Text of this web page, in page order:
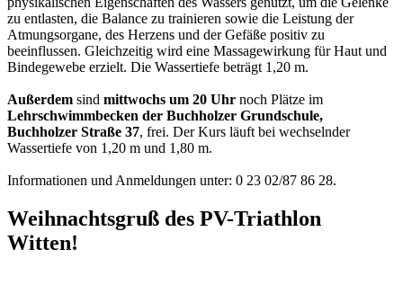
zu entlasten, die Balance zu trainieren sowie die Leistung der
Atmungsorgane, des Herzens und der Gefäße positiv zu
beeinflussen. Gleichzeitig wird eine Massagewirkung für Haut und
Bindegewebe erzielt. Die Wassertiefe beträgt 1,20 m.
Außerdem sind mittwochs um 20 Uhr noch Plätze im
Lehrschwimmbecken der Buchholzer Grundschule,
Buchholzer Straße 37, frei. Der Kurs läuft bei wechselnder
Wassertiefe von 1,20 m und 1,80 m.
Informationen und Anmeldungen unter: 0 23 02/87 86 28.
Weihnachtsgruß des PV-Triathlon
Witten!